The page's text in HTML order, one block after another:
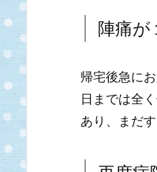
陣痛が
帰宅後急に
日までは全
あり、まだ